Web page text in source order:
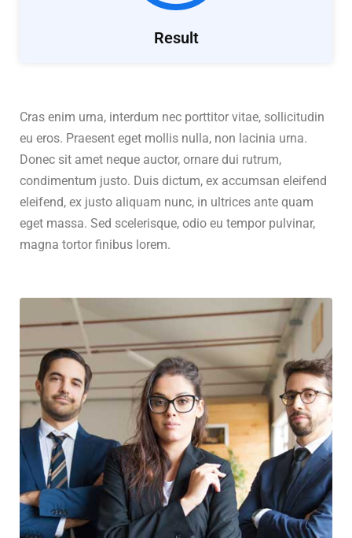
Result
Cras enim urna, interdum nec porttitor vitae, sollicitudin
eu eros. Praesent eget mollis nulla, non lacinia urna.
Donec sit amet neque auctor, ornare dui rutrum,
condimentum justo. Duis dictum, ex accumsan eleifend
eleifend, ex justo aliquam nunc, in ultrices ante quam
eget massa. Sed scelerisque, odio eu tempor pulvinar,
magna tortor finibus lorem.